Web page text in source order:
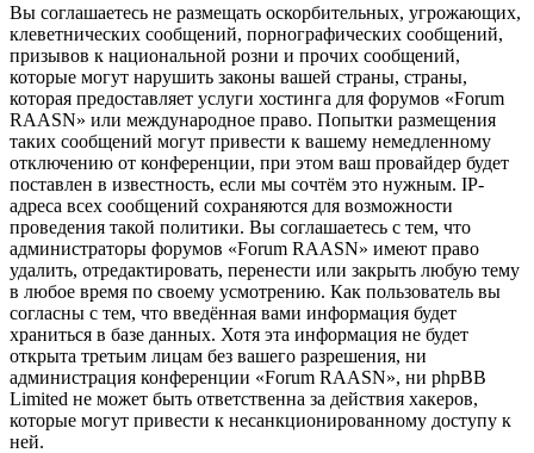
Вы соглашаетесь не размещать оскорбительных, угрожающих,
клеветнических сообщений, порнографических сообщений,
призывов к национальной розни и прочих сообщений,
которые могут нарушить законы вашей страны, страны,
которая предоставляет услуги хостинга для форумов «Forum
RAASN» или международное право. Попытки размещения
таких сообщений могут привести к вашему немедленному
отключению от конференции, при этом ваш провайдер будет
поставлен в известность, если мы сочтём это нужным. IP-
адреса всех сообщений сохраняются для возможности
проведения такой политики. Вы соглашаетесь с тем, что
администраторы форумов «Forum RAASN» имеют право
удалить, отредактировать, перенести или закрыть любую тему
в любое время по своему усмотрению. Как пользователь вы
согласны с тем, что введённая вами информация будет
храниться в базе данных. Хотя эта информация не будет
открыта третьим лицам без вашего разрешения, ни
администрация конференции «Forum RAASN», ни phpBB
Limited не может быть ответственна за действия хакеров,
которые могут привести к несанкционированному доступу к
ней.